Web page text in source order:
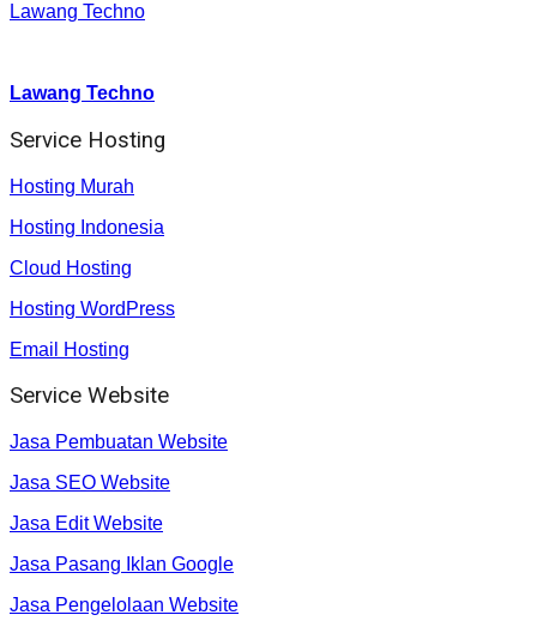
Lawang Techno
Lawang Techno
Service Hosting
Hosting Murah
Hosting Indonesia
Cloud Hosting
Hosting WordPress
Email Hosting
Service Website
Jasa Pembuatan Website
Jasa SEO Website
Jasa Edit Website
Jasa Pasang Iklan Google
Jasa Pengelolaan Website